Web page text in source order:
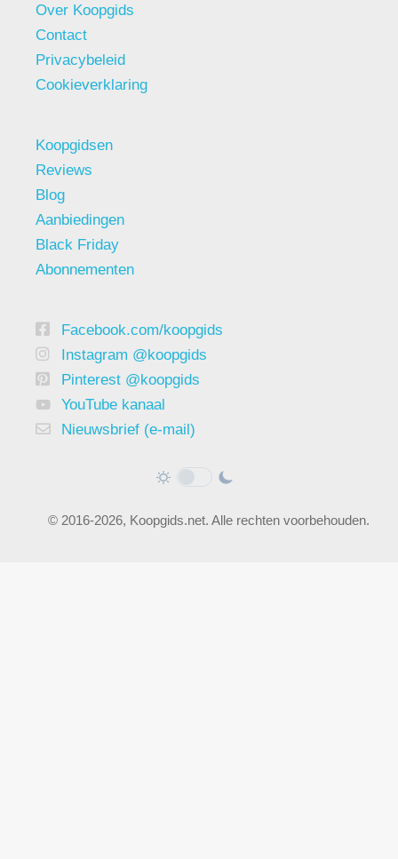
Over Koopgids
Contact
Privacybeleid
Cookieverklaring
Koopgidsen
Reviews
Blog
Aanbiedingen
Black Friday
Abonnementen
Facebook.com/koopgids
Instagram @koopgids
Pinterest @koopgids
YouTube kanaal
Nieuwsbrief (e-mail)
© 2016-2026, Koopgids.net. Alle rechten voorbehouden.